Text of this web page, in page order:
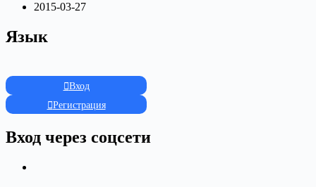
2015-03-27
Язык
Вход
Регистрация
Вход через соцсети